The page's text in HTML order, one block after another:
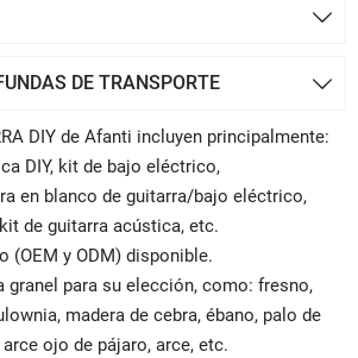

DE TRANSPORTE 
DIY de Afanti incluyen principalmente:
DIY, kit de bajo eléctrico,
en blanco de guitarra/bajo eléctrico,
de guitarra acústica, etc.
(OEM y ODM) disponible.
granel para su elección, como: fresno,
madera de cebra, ébano, palo de
ojo de pájaro, arce, etc.